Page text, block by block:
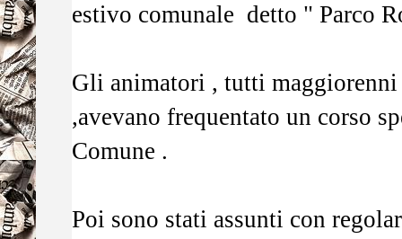
estivo comunale detto " Parco
Gli animatori , tutti
,avevano frequentato un corso
Comune .
Poi sono stati assunti con